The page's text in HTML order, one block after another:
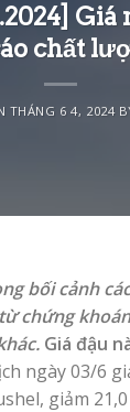
Giá
chất
THÁNG 6 4, 2024
bối cảnh
chứng
Giá đậu
ngày 03/6
giảm